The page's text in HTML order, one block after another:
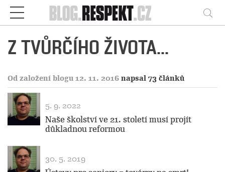
Respekt
Z TVŮRČÍHO ŽIVOTA...
Od založení blogu 12. 11. 2016 napsal 73 článků
5. 9. 2022
Naše školství ve 21. století musí projít
důkladnou reformou
30. 5. 2019